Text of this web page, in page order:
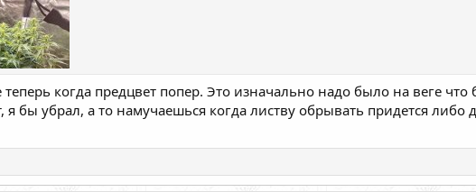
теперь когда предцвет попер. Это изначально надо было на веге что
я бы убрал, а то намучаешься когда листву обрывать придется либо